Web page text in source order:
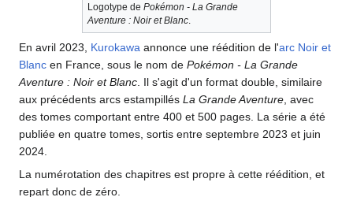
Logotype de Pokémon - La Grande
Aventure : Noir et Blanc.
En avril 2023, Kurokawa annonce une réédition de l'arc Noir et
Blanc en France, sous le nom de Pokémon - La Grande
Aventure : Noir et Blanc . Il s'agit d'un format double, similaire
aux précédents arcs estampillés La Grande Aventure , avec
des tomes comportant entre 400 et 500 pages. La série a été
publiée en quatre tomes, sortis entre septembre 2023 et juin
2024.
La numérotation des chapitres est propre à cette réédition, et
repart donc de zéro.